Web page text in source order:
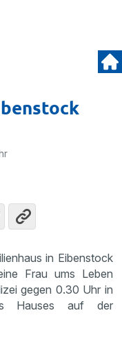
in Eibenstock
Frau ums Leben
gegen 0.30 Uhr in
Hauses auf der